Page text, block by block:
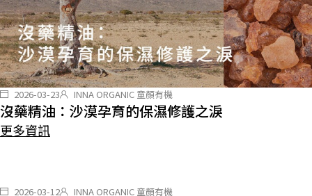
2026-03-23 INNA ORGANIC 童顏有機
沒藥精油：沙漠孕育的保濕修護之淚
更多資訊
2026-03-12 INNA ORGANIC 童顏有機